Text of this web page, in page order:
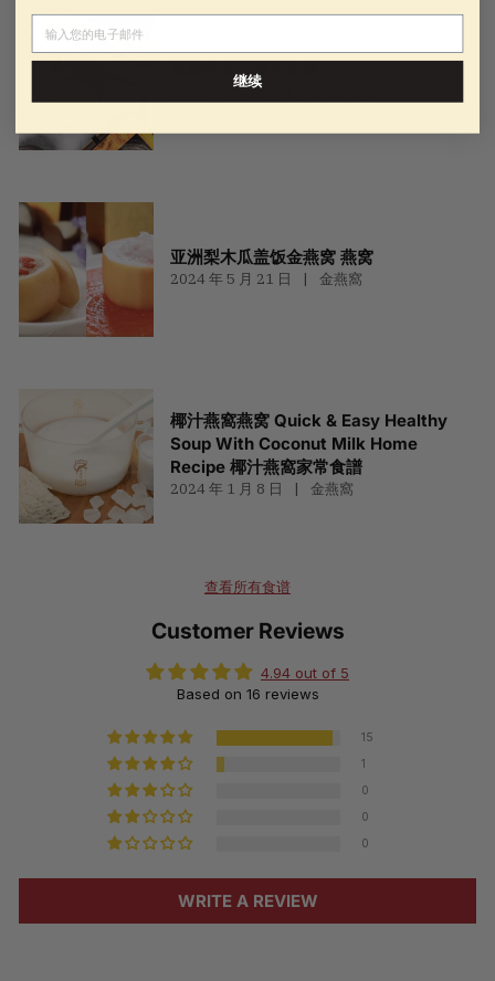
冰糖燕窝汤简易食谱
2024 年 10 月 30 日
亚洲梨木瓜盖饭金燕窝 燕窝
2024 年 5 月 21 日 金燕窩
椰汁燕窩燕窝 Quick & Easy Healthy
Soup With Coconut Milk Home
Recipe 椰汁燕窩家常食譜
2024 年 1 月 8 日 金燕窩
查看所有食谱
Customer Reviews
4.94 out of 5
Based on 16 reviews
15
1
0
0
0
WRITE A REVIEW
继续